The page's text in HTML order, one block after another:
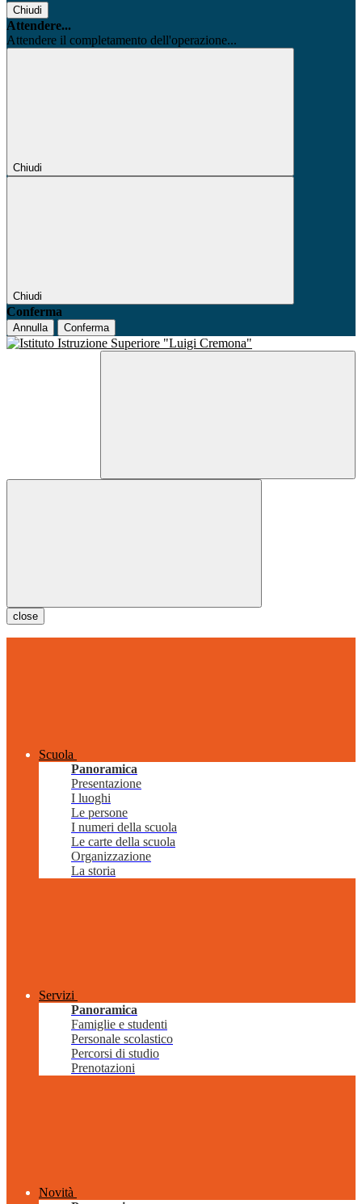
Chiudi
Attendere...
Attendere il completamento dell'operazione...
Chiudi
Chiudi
Conferma
Annulla Conferma
close
Scuola
Panoramica
Presentazione
I luoghi
Le persone
I numeri della scuola
Le carte della scuola
Organizzazione
La storia
Servizi
Panoramica
Famiglie e studenti
Personale scolastico
Percorsi di studio
Prenotazioni
Novità